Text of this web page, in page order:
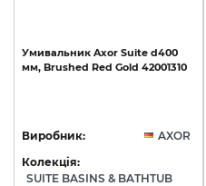
Умивальник Axor Suite d400
мм, Brushed Red Gold 42001310
Виробник:
AXOR
Колекція:
SUITE BASINS & BATHTUB